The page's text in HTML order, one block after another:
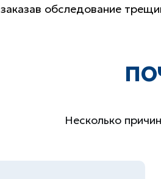
обследование
Несколько